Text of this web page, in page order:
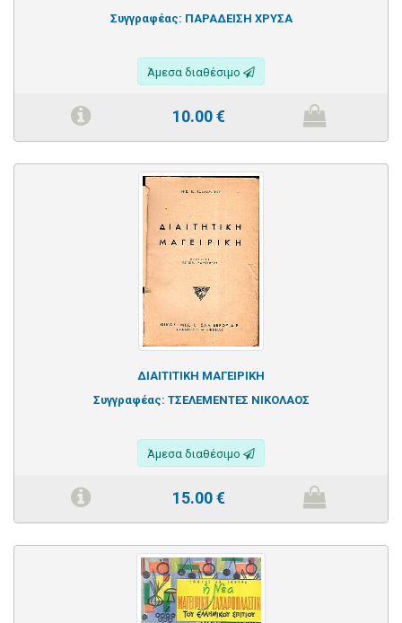
Συγγραφέας: ΠΑΡΑΔΕΙΣΗ ΧΡΥΣΑ
Άμεσα διαθέσιμο
10.00€
ΔΙΑΙΤΙΤΙΚΗ ΜΑΓΕΙΡΙΚΗ
Συγγραφέας: ΤΣΕΛΕΜΕΝΤΕΣ ΝΙΚΟΛΑΟΣ
Άμεσα διαθέσιμο
15.00€